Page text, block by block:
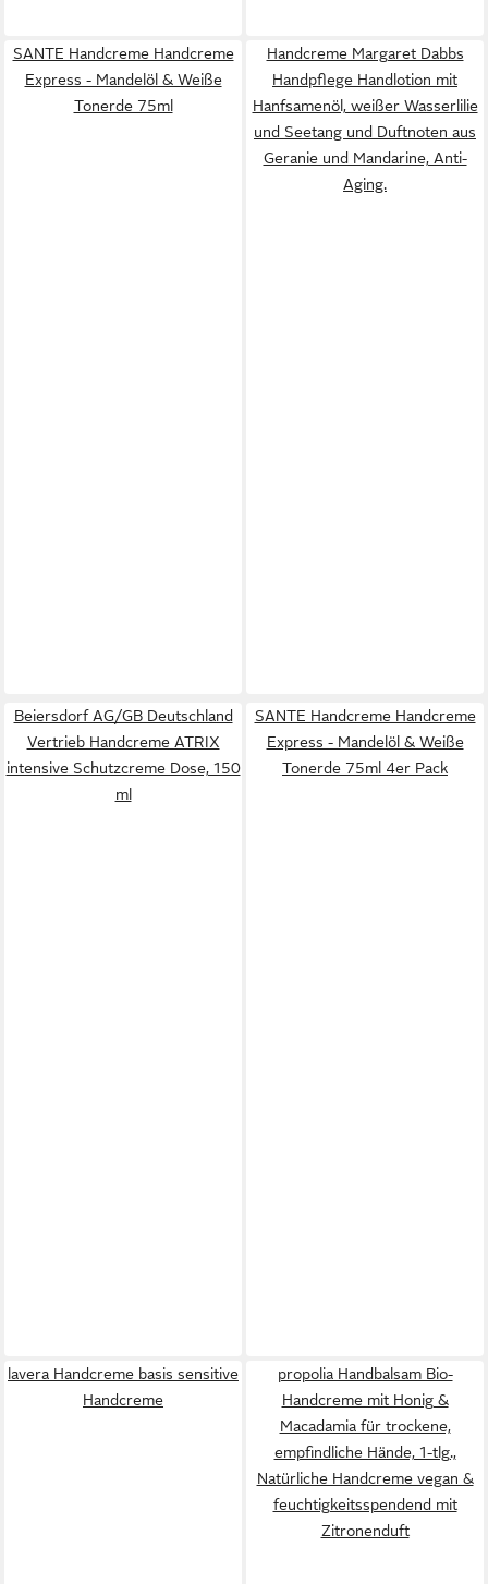
SANTE Handcreme Handcreme
Express - Mandelöl & Weiße
Tonerde 75ml
Handcreme Margaret Dabbs
Handpflege Handlotion mit
Hanfsamenöl, weißer Wasserlilie
und Seetang und Duftnoten aus
Geranie und Mandarine, Anti-
Aging.
Beiersdorf AG/GB Deutschland
Vertrieb Handcreme ATRIX
intensive Schutzcreme Dose, 150
ml
SANTE Handcreme Handcreme
Express - Mandelöl & Weiße
Tonerde 75ml 4er Pack
lavera Handcreme basis sensitive
Handcreme
propolia Handbalsam Bio-
Handcreme mit Honig &
Macadamia für trockene,
empfindliche Hände, 1-tlg.,
Natürliche Handcreme vegan &
feuchtigkeitsspendend mit
Zitronenduft